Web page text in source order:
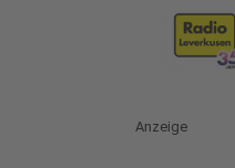
Anzeige